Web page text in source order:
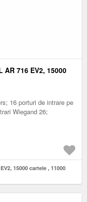
AR 716 EV2, 15000
16 porturi de intrare pe
Wiegand 26;
15000 cartele , 11000